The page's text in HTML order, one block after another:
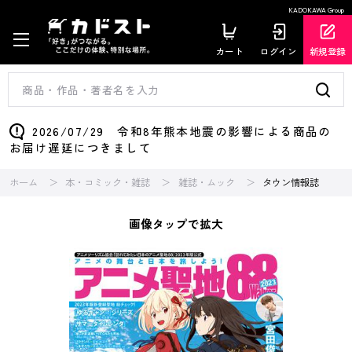
KADOKAWA Group
カート ログイン 新規登録
2026/07/29 令和8年熊本地震の影響による商品の
お届け遅延につきまして
ホーム 本・コミック・雑誌 雑誌・ムック タウン情報誌
画像タップで拡大